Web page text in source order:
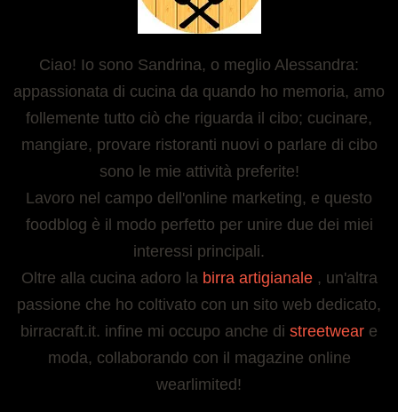
Ciao! Io sono Sandrina, o meglio Alessandra:
appassionata di cucina da quando ho memoria, amo
follemente tutto ciò che riguarda il cibo; cucinare,
mangiare, provare ristoranti nuovi o parlare di cibo
sono le mie attività preferite!
Lavoro nel campo dell'online marketing, e questo
foodblog è il modo perfetto per unire due dei miei
interessi principali.
Oltre alla cucina adoro la birra artigianale, un'altra
passione che ho coltivato con un sito web dedicato,
birracraft.it. infine mi occupo anche di streetwear e
moda, collaborando con il magazine online
wearlimited!